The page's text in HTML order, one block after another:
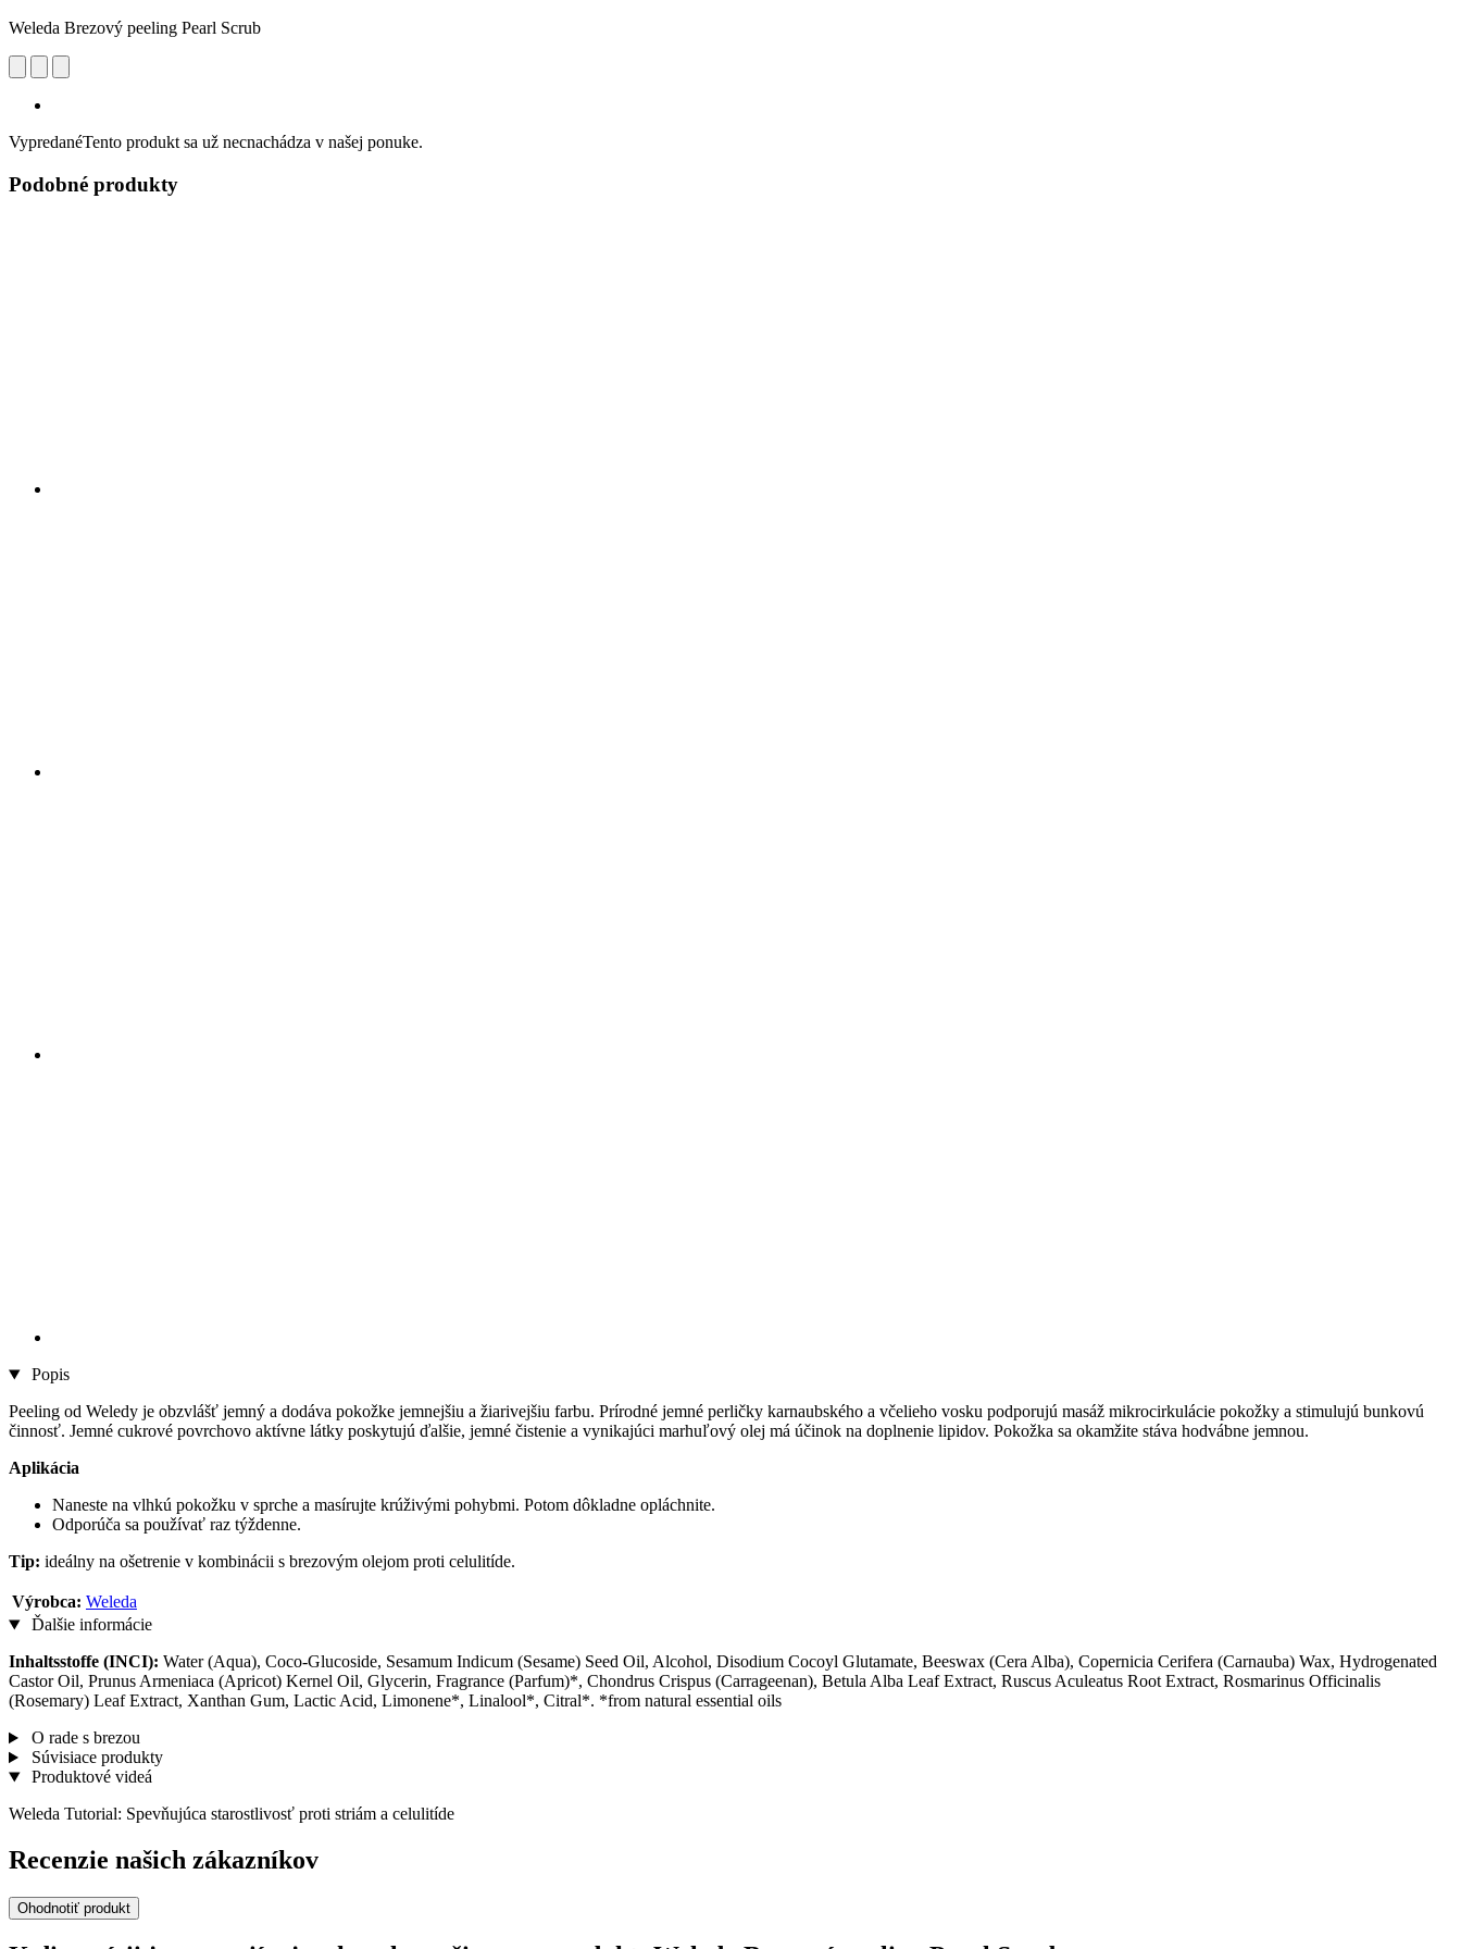
Weleda Brezový peeling Pearl Scrub
VypredanéTento produkt sa už necnachádza v našej ponuke.
Podobné produkty
Popis
Peeling od Weledy je obzvlášť jemný a dodáva pokožke jemnejšiu a žiarivejšiu farbu. Prírodné jemné perličky karnaubského a včelieho vosku podporujú masáž mikrocirkulácie pokožky a stimulujú bunkovú
činnosť. Jemné cukrové povrchovo aktívne látky poskytujú ďalšie, jemné čistenie a vynikajúci marhuľový olej má účinok na doplnenie lipidov. Pokožka sa okamžite stáva hodvábne jemnou.
Aplikácia
Naneste na vlhkú pokožku v sprche a masírujte krúživými pohybmi. Potom dôkladne opláchnite.
Odporúča sa používať raz týždenne.
Tip: ideálny na ošetrenie v kombinácii s brezovým olejom proti celulitíde.
Výrobca: Weleda
Ďalšie informácie
Inhaltsstoffe (INCI): Water (Aqua), Coco-Glucoside, Sesamum Indicum (Sesame) Seed Oil, Alcohol, Disodium Cocoyl Glutamate, Beeswax (Cera Alba), Copernicia Cerifera (Carnauba) Wax, Hydrogenated
Castor Oil, Prunus Armeniaca (Apricot) Kernel Oil, Glycerin, Fragrance (Parfum)*, Chondrus Crispus (Carrageenan), Betula Alba Leaf Extract, Ruscus Aculeatus Root Extract, Rosmarinus Officinalis
(Rosemary) Leaf Extract, Xanthan Gum, Lactic Acid, Limonene*, Linalool*, Citral*. *from natural essential oils
O rade s brezou
Súvisiace produkty
Produktové videá
Weleda Tutorial: Spevňujúca starostlivosť proti striám a celulitíde
Recenzie našich zákazníkov
Ohodnotiť produkt